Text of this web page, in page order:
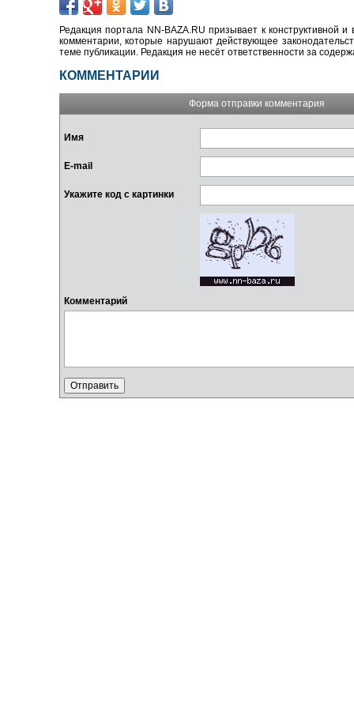
Редакция портала NN-BAZA.RU призывает к конструктивной
комментарии, которые нарушают действующее
теме публикации. Редакция не несёт ответственности за
КОММЕНТАРИИ
Форма отправки комментария
Имя
E-mail
Укажите код с картинки
Комментарий